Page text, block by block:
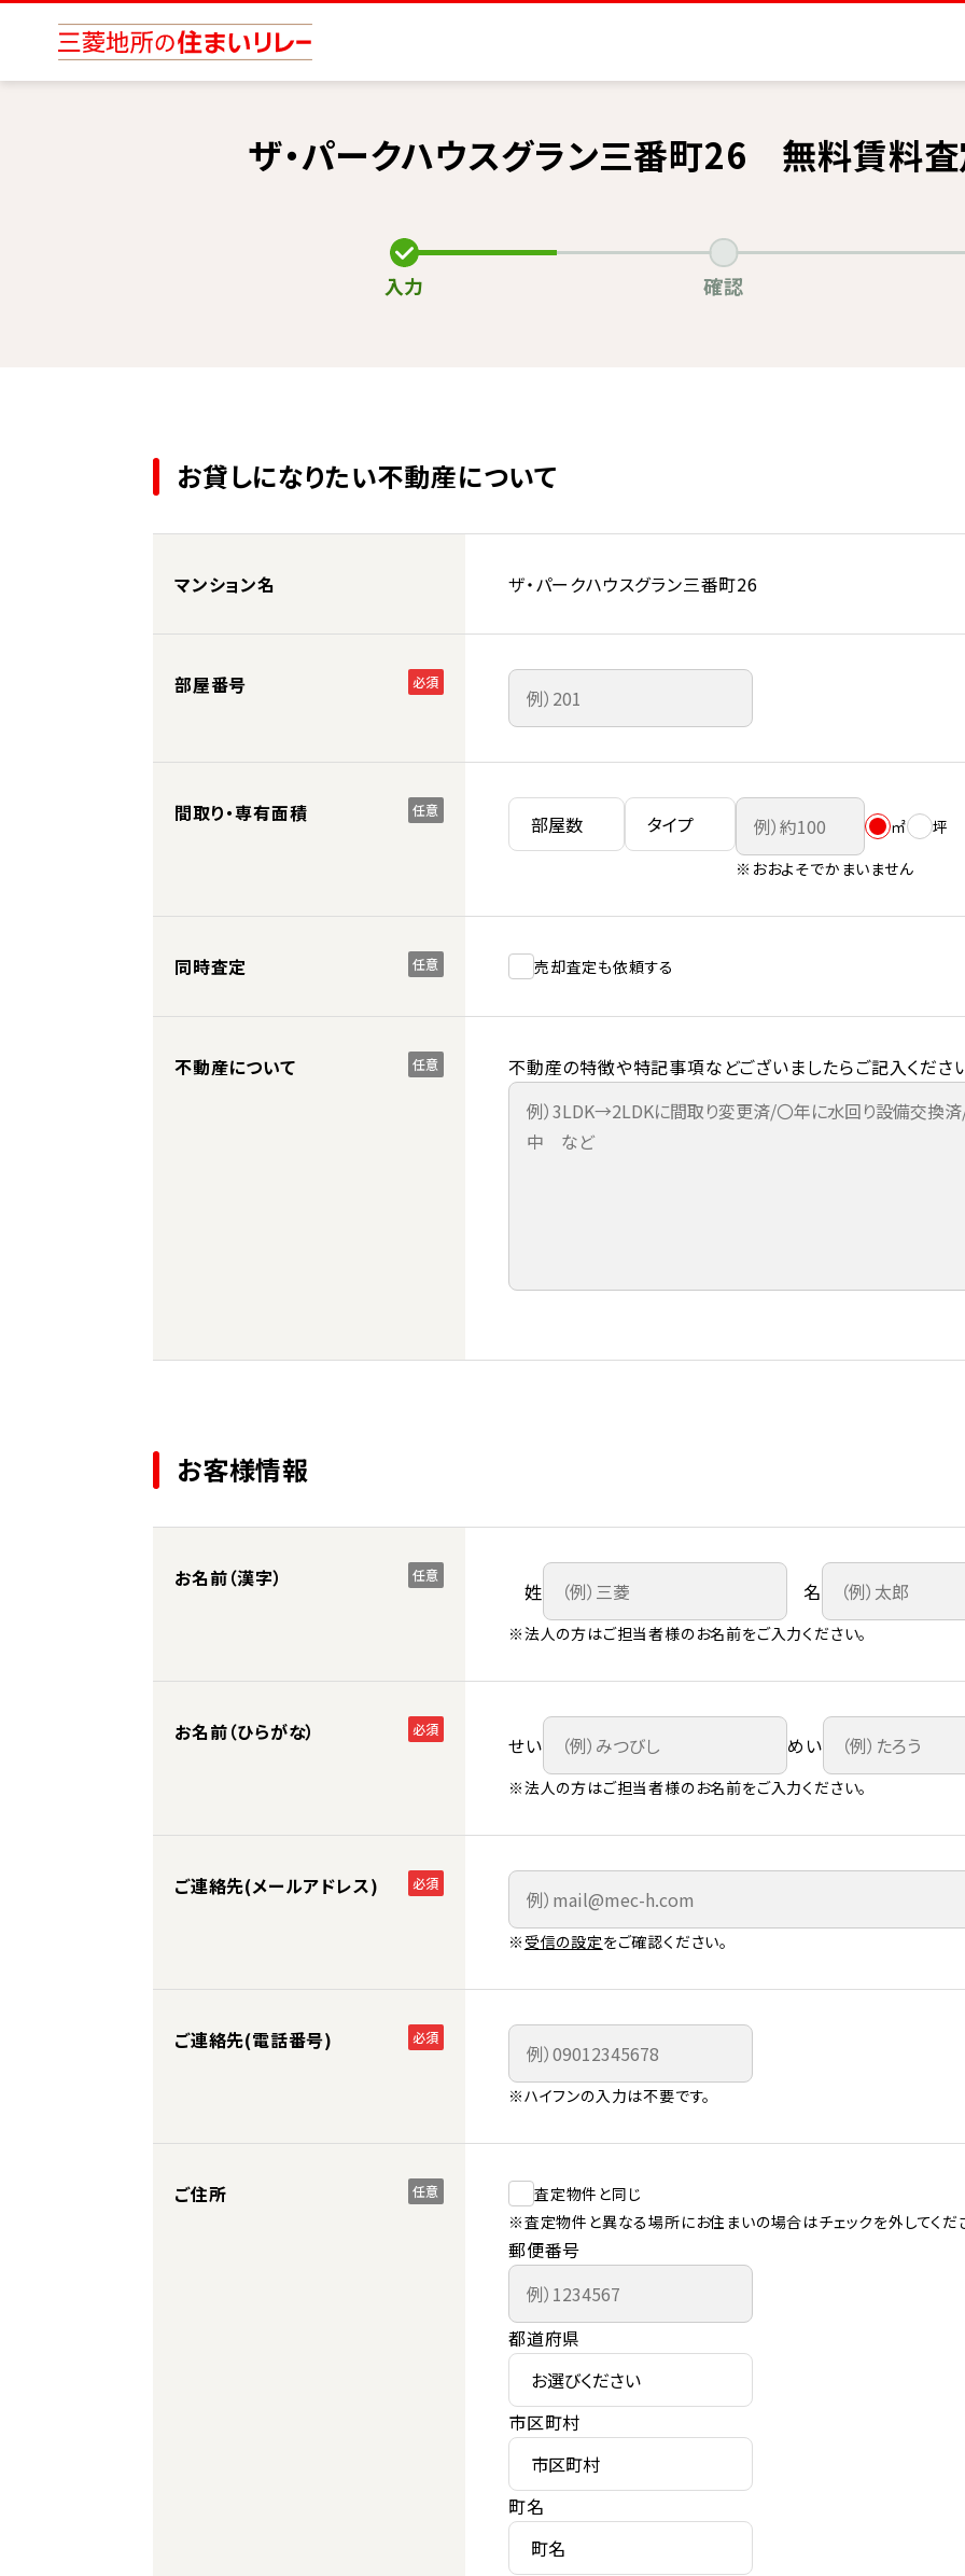
ザ・パークハウスグラン三番町26 無料賃料
入力 確認
お貸しになりたい不動産について
マンション名 ザ・パークハウスグラン三番町26
部屋番号 必須
間取り・専有面積 任意
㎡
坪
※おおよそでかまいません
同時査定 任意 売却査定も依頼する
不動産について 任意 不動産の特徴や特記事項などございましたらご記入くださ
お客様情報
お名前（漢字） 任意
姓 名
※法人の方はご担当者様のお名前をご入力ください。
お名前（ひらがな） 必須
せい めい
※法人の方はご担当者様のお名前をご入力ください。
ご連絡先(メールアドレス) 必須
※ 受信の設定をご確認ください。
ご連絡先(電話番号) 必須
※ハイフンの入力は不要です。
ご住所 任意
査定物件と同じ
※査定物件と異なる場所にお住まいの場合はチェックを外してくだ
郵便番号
都道府県
市区町村
町名